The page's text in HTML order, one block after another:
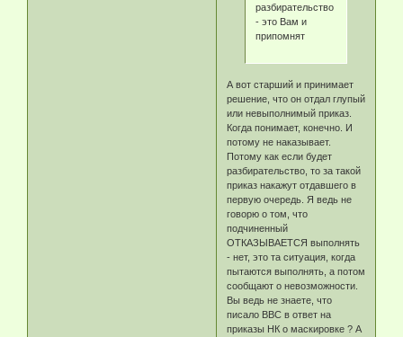
разбирательство
- это Вам и
припомнят
А вот старший и принимает
решение, что он отдал глупый
или невыполнимый приказ.
Когда понимает, конечно. И
потому не наказывает.
Потому как если будет
разбирательство, то за такой
приказ накажут отдавшего в
первую очередь. Я ведь не
говорю о том, что
подчиненный
ОТКАЗЫВАЕТСЯ выполнять
- нет, это та ситуация, когда
пытаются выполнять, а потом
сообщают о невозможности.
Вы ведь не знаете, что
писало ВВС в ответ на
приказы НК о маскировке ? А